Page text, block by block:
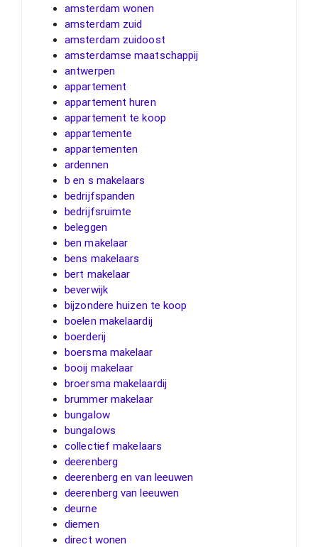
amsterdam wonen
amsterdam zuid
amsterdam zuidoost
amsterdamse maatschappij
antwerpen
appartement
appartement huren
appartement te koop
appartemente
appartementen
ardennen
b en s makelaars
bedrijfspanden
bedrijfsruimte
beleggen
ben makelaar
bens makelaars
bert makelaar
beverwijk
bijzondere huizen te koop
boelen makelaardij
boerderij
boersma makelaar
booij makelaar
broersma makelaardij
brummer makelaar
bungalow
bungalows
collectief makelaars
deerenberg
deerenberg en van leeuwen
deerenberg van leeuwen
deurne
diemen
direct wonen